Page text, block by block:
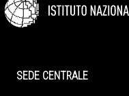
SEDE CENTRALE